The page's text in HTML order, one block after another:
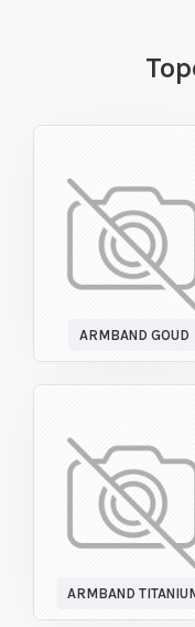
ARMBAND GOUD
ARMBAND